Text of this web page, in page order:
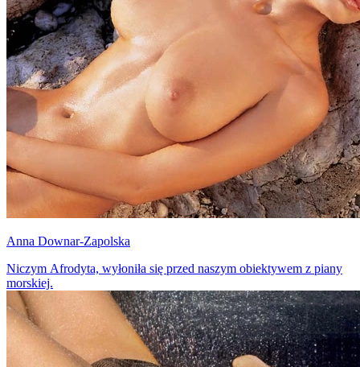
Anna Downar-Zapolska
Niczym Afrodyta, wyłoniła się przed naszym obiektywem z piany
morskiej.